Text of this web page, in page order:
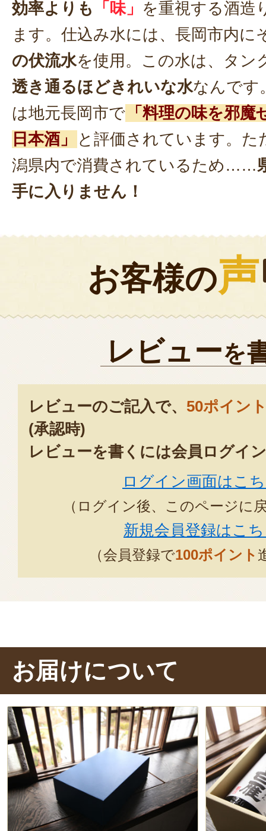
効率よりも
「味」 を重視する酒造
ます。仕込み水には、長岡市内に
の伏流水を使用。この水は、タン
透き通るほどきれいな水なんです
は地元長岡市で 「料理の味を邪
日本酒」
と評価されています。た
潟県内で消費されているため……
手に入りません！
お客様の声
レビューを
レビューのご記入で、 50ポイン
(承認時)
レビューを書くには会員ログイ
ログイン画面はこ
（ログイン後、このページに
新規会員登録はこ
（会員登録で100ポイント
お届けについて